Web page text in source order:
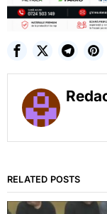
RELATED POSTS